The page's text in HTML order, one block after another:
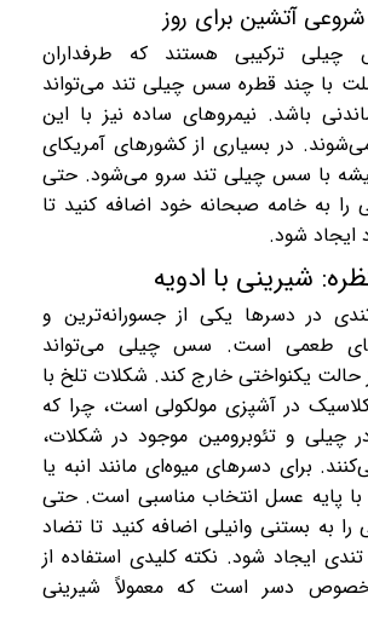
آتشین برای روز
ترکیبی هستند که طرفداران
با چند قطره سس چیلی تند می‌تواند
باشد. نیمروهای ساده نیز با این
در بسیاری از کشورهای آمریکای
با سس چیلی تند سرو می‌شود. حتی
به خامه صبحانه خود اضافه کنید تا
شود.
شیرینی با ادویه
در دسرها یکی از جسورانه‌ترین و
طعمی است. سس چیلی می‌تواند
حالت یکنواختی خارج کند. شکلات تلخ با
در آشپزی مولکولی است، چرا که
چیلی و تئوبرومین موجود در شکلات،
برای دسرهای میوه‌ای مانند انبه یا
پایه عسل انتخاب مناسبی است. حتی
به بستنی وانیلی اضافه کنید تا تضاد
ایجاد شود. نکته کلیدی استفاده از
دسر است که معمولاً شیرینی